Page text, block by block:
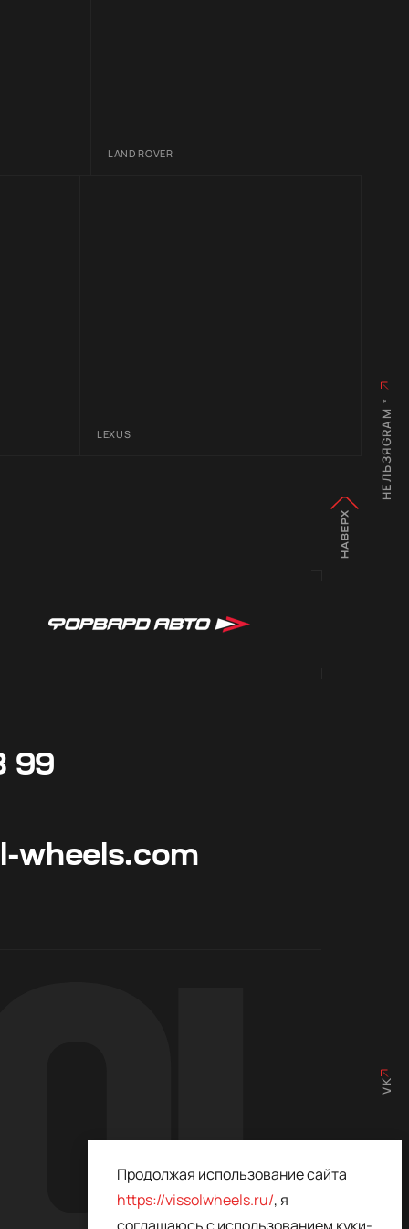
LAND ROVER
LEXUS
99
wheels.com
НЕЛЬЗЯGRAM
*
VK
Продолжая использование сайта
https://vissolwheels.ru/, я